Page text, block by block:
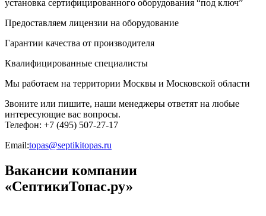
установка сертифицированного оборудования “под ключ”
Предоставляем лицензии на оборудование
Гарантии качества от производителя
Квалифицированные специалисты
Мы работаем на территории Москвы и Московской области
Звоните или пишите, наши менеджеры ответят на любые
интересующие вас вопросы.
Телефон: +7 (495) 507-27-17
Email:topas@septikitopas.ru
Вакансии компании
«СептикиТопас.ру»